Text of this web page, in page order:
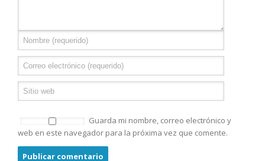
Guarda mi nombre, correo electrónico y
web en este navegador para la próxima vez que comente.